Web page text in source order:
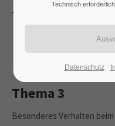
Thema 1
Beifahrer
Thema 3
Besonderes Verhalten
Technisch
Datenschutz